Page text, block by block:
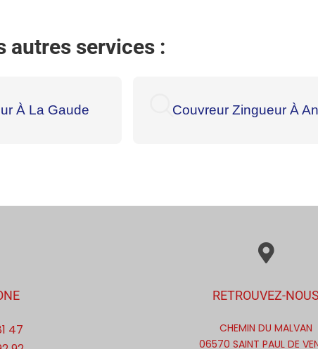
autres services :
À La Gaude Couvreur Zingueur À
47
RETROUVEZ-NOUS
CHEMIN DU MALVAN
06570 SAINT PAUL DE